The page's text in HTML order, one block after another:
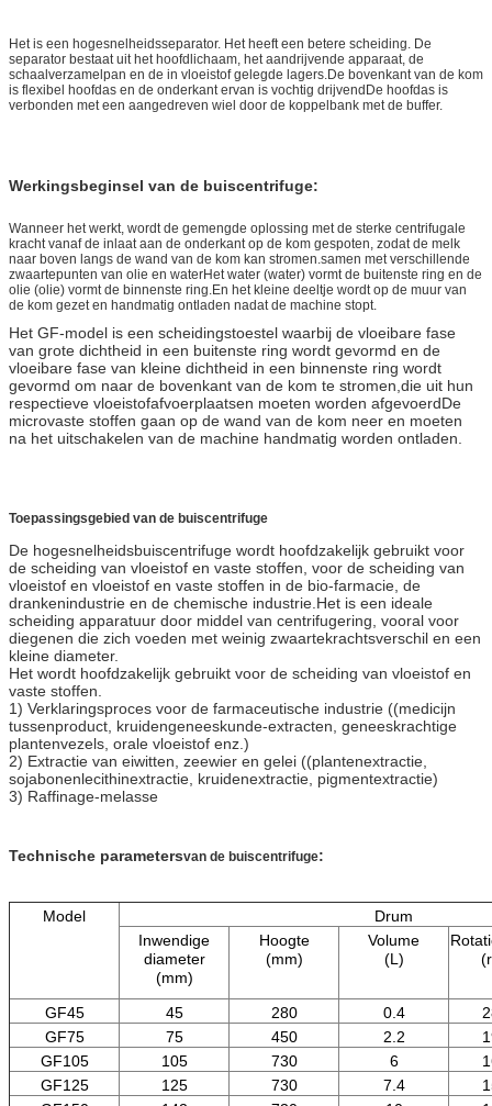
Het is een hogesnelheidsseparator. Het heeft een betere scheiding. De
separator bestaat uit het hoofdlichaam, het aandrijvende apparaat, de
schaalverzamelpan en de in vloeistof gelegde lagers.De bovenkant van de kom
is flexibel hoofdas en de onderkant ervan is vochtig drijvendDe hoofdas is
verbonden met een aangedreven wiel door de koppelbank met de buffer.
Werkingsbeginsel van de buiscentrifuge:
Wanneer het werkt, wordt de gemengde oplossing met de sterke centrifugale
kracht vanaf de inlaat aan de onderkant op de kom gespoten, zodat de melk
naar boven langs de wand van de kom kan stromen.samen met verschillende
zwaartepunten van olie en waterHet water (water) vormt de buitenste ring en de
olie (olie) vormt de binnenste ring.En het kleine deeltje wordt op de muur van
de kom gezet en handmatig ontladen nadat de machine stopt.
Het GF-model is een scheidingstoestel waarbij de vloeibare fase
van grote dichtheid in een buitenste ring wordt gevormd en de
vloeibare fase van kleine dichtheid in een binnenste ring wordt
gevormd om naar de bovenkant van de kom te stromen,die uit hun
respectieve vloeistofafvoerplaatsen moeten worden afgevoerdDe
micro­vaste stoffen gaan op de wand van de kom neer en moeten
na het uitschakelen van de machine handmatig worden ontladen.
Toepassingsgebied van de buiscentrifuge
De hogesnelheidsbuiscentrifuge wordt hoofdzakelijk gebruikt voor
de scheiding van vloeistof en vaste stoffen, voor de scheiding van
vloeistof en vloeistof en vaste stoffen in de bio-farmacie, de
drankenindustrie en de chemische industrie.Het is een ideale
scheiding apparatuur door middel van centrifugering, vooral voor
diegenen die zich voeden met weinig zwaartekrachtsverschil en een
kleine diameter.
Het wordt hoofdzakelijk gebruikt voor de scheiding van vloeistof en
vaste stoffen.
1) Verklaringsproces voor de farmaceutische industrie ((medicijn
tussenproduct, kruidengeneeskunde-extracten, geneeskrachtige
plantenvezels, orale vloeistof enz.)
2) Extractie van eiwitten, zeewier en gelei ((plantenextractie,
sojabonenlecithinextractie, kruidenextractie, pigmentextractie)
3) Raffinage-melasse
Technische parametersvan de buiscentrifuge:
Model
Drum
Inwendige
diameter
(mm)
Hoogte
(mm)
Volume
(L)
GF45 45 280 0.4
GF75
75 450 2.2
GF105
105 730 6
GF125
125 730 7.4